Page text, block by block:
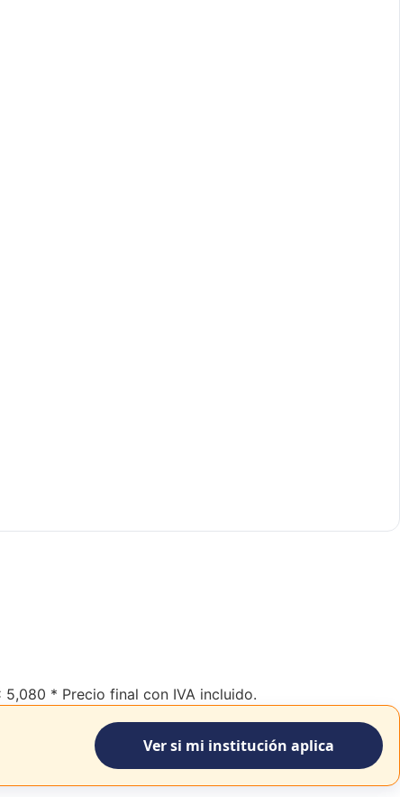
5,080 * Precio final con IVA incluido.
Ver si mi institución aplica